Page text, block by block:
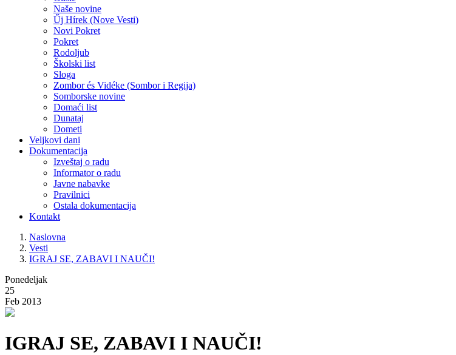
Naše novine
Űj Hírek (Nove Vesti)
Novi Pokret
Pokret
Rodoljub
Školski list
Sloga
Zombor és Vidéke (Sombor i Regija)
Somborske novine
Domaći list
Dunataj
Dometi
Veljkovi dani
Dokumentacija
Izveštaj o radu
Informator o radu
Javne nabavke
Pravilnici
Ostala dokumentacija
Kontakt
Naslovna
Vesti
IGRAJ SE, ZABAVI I NAUČI!
Ponedeljak
25
Feb 2013
IGRAJ SE, ZABAVI I NAUČI!